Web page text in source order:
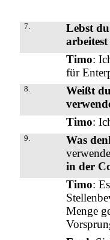
7.
Lebst
Timo:
für
8.
Weißt
Timo:
9.
Was
in der
Timo:
Menge